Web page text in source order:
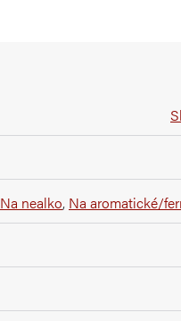
Na nealko, Na aromatické/